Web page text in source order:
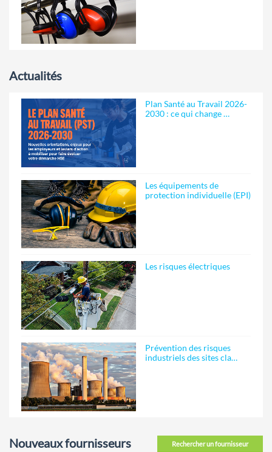
Actualités
Plan Santé au Travail 2026-
2030 : ce qui change …
Les équipements de
protection individuelle (EPI)
Les risques électriques
Prévention des risques
industriels des sites cla…
Rechercher un fournisseur
Nouveaux fournisseurs